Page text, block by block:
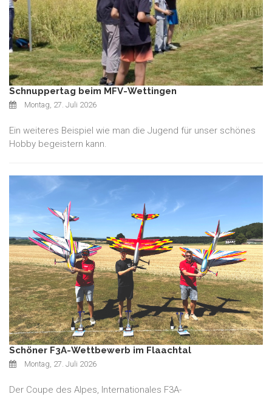
Schnuppertag beim MFV-Wettingen
Montag, 27. Juli 2026
Ein weiteres Beispiel wie man die Jugend für unser schönes
Hobby begeistern kann.
Schöner F3A-Wettbewerb im Flaachtal
Montag, 27. Juli 2026
Der Coupe des Alpes, Internationales F3A-